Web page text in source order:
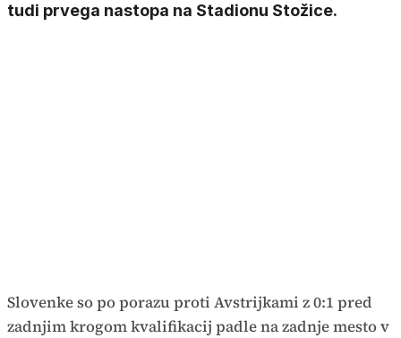
tudi prvega nastopa na Stadionu Stožice.
Slovenke so po porazu proti Avstrijkami z 0:1 pred
zadnjim krogom kvalifikacij padle na zadnje mesto v